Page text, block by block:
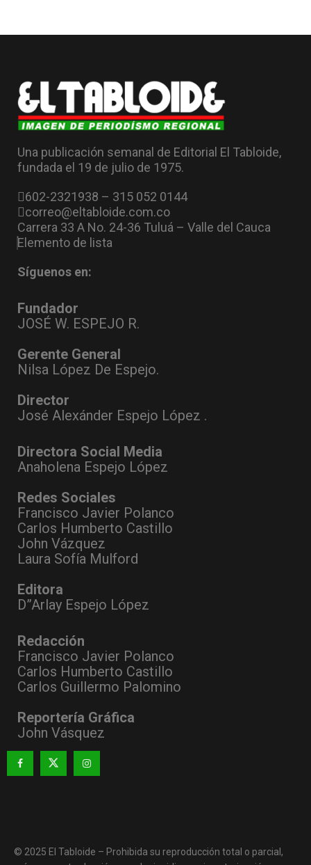
Una publicación semanal de Editorial El Tabloide,
fundada el 19 de julio de 1975.
602-2321938 – 315 052 0144
correo@eltabloide.com.co
Carrera 33 A No. 24-36 Tuluá – Valle del Cauca
Elemento de lista
Síguenos en:
Fundador
JOSÉ W. ESPEJO R.
Gerente General
Nilsa López De Espejo.
Director
José Alexánder Espejo López .
Directora Social Media
Anaholena Espejo López
Redes Sociales
Francisco Javier Polanco
Carlos Humberto Castillo
John Vázquez
Laura Sofía Mulford
Editora
D”Arlay Espejo López
Redacción
Francisco Javier Polanco
Carlos Humberto Castillo
Carlos Guillermo Palomino
Reportería Gráfica
John Vásquez
© 2025 El Tabloide – Prohibida su reproducción total o parcial,